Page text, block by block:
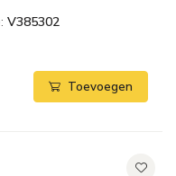
V385302
Toevoegen